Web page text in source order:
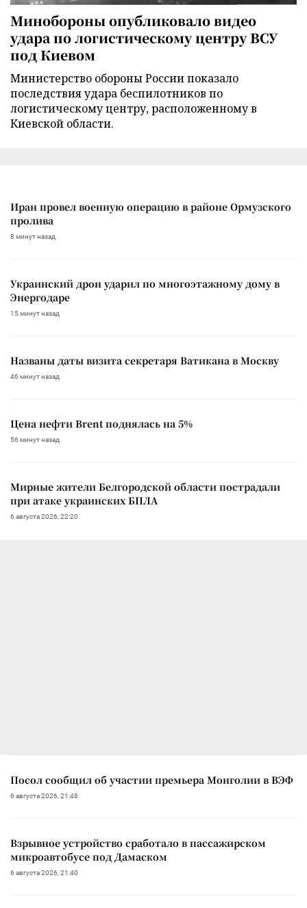
Минобороны опубликовало видео
удара по логистическому центру ВСУ
под Киевом
Министерство обороны России показало
последствия удара беспилотников по
логистическому центру, расположенному в
Киевской области.
Иран провел военную операцию в районе Ормузского
пролива
8 минут назад
Украинский дрон ударил по многоэтажному дому в
Энергодаре
15 минут назад
Названы даты визита секретаря Ватикана в Москву
46 минут назад
Цена нефти Brent поднялась на 5%
56 минут назад
Мирные жители Белгородской области пострадали
при атаке украинских БПЛА
6 августа 2026, 22:20
Посол сообщил об участии премьера Монголии в ВЭФ
6 августа 2026, 21:48
Взрывное устройство сработало в пассажирском
микроавтобусе под Дамаском
6 августа 2026, 21:40